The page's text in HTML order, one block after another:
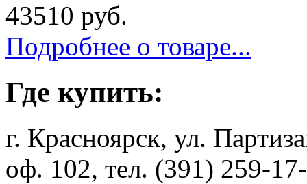
43510 руб.
Подробнее о товаре...
Где купить:
г. Красноярск, ул.
оф. 102, тел. (391) 259-